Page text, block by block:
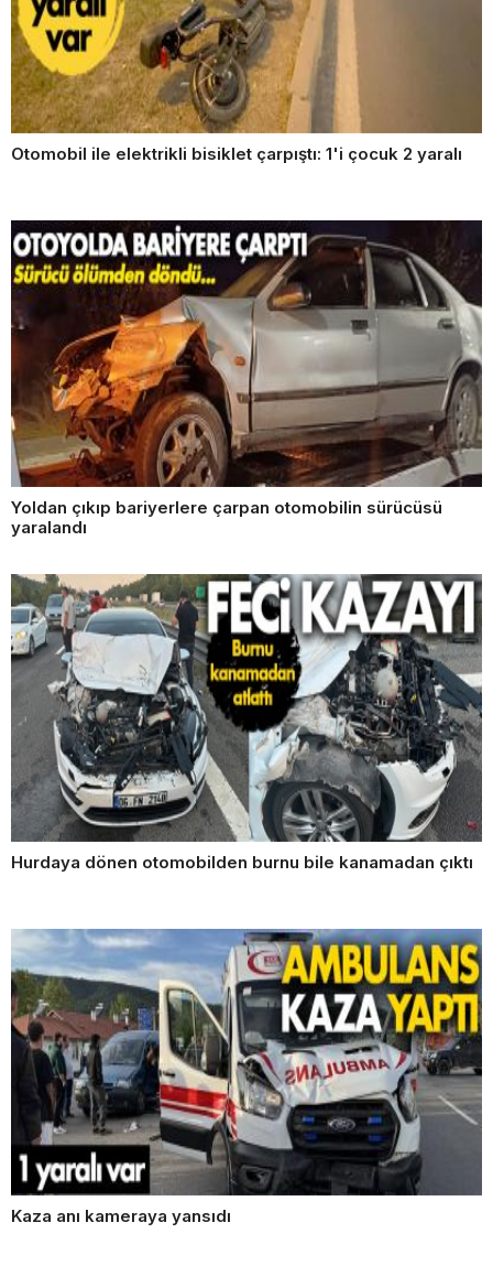
Otomobil ile elektrikli bisiklet çarpıştı: 1'i çocuk 2 yaralı
Yoldan çıkıp bariyerlere çarpan otomobilin sürücüsü
yaralandı
Hurdaya dönen otomobilden burnu bile kanamadan çıktı
Kaza anı kameraya yansıdı